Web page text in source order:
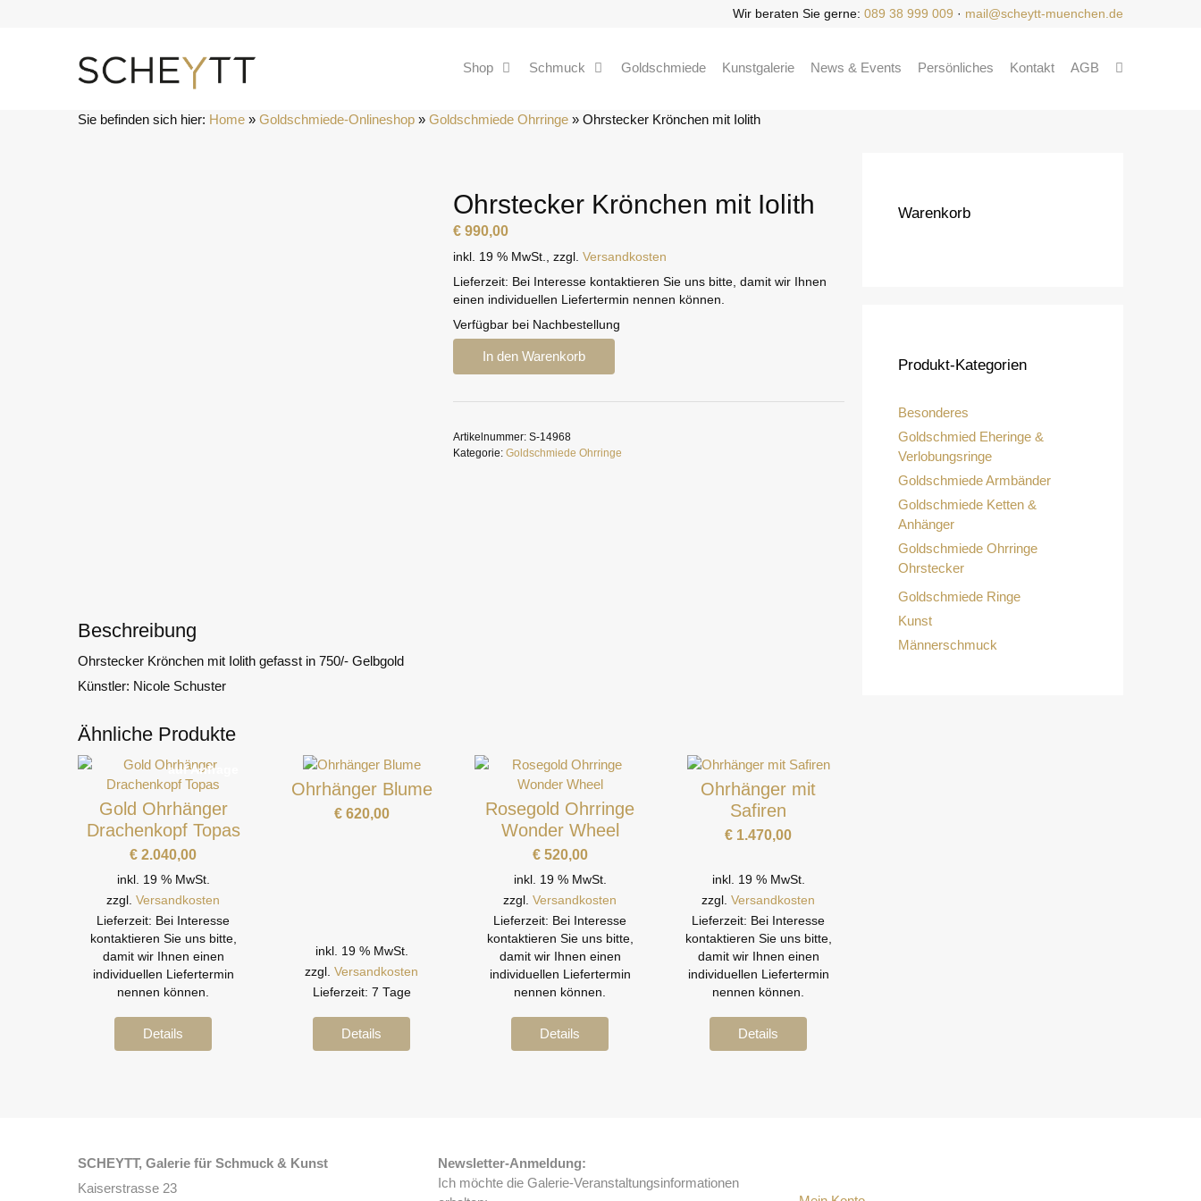
Wir beraten Sie gerne: 089 38 999 009 · mail@scheytt-muenchen.de
Shop Schmuck Goldschmiede Kunstgalerie News & Events Persönliches Kontakt AGB
Sie befinden sich hier: Home » Goldschmiede-Onlineshop » Goldschmiede Ohrringe » Ohrstecker Krönchen mit Iolith
Ohrstecker Krönchen mit Iolith
€ 990,00
inkl. 19 % MwSt. ,zzgl.Versandkosten
Lieferzeit: Bei Interesse kontaktieren Sie uns bitte, damit wir Ihnen
einen individuellen Liefertermin nennen können.
Verfügbar bei Nachbestellung
Iolith
In den Warenkorb
Artikelnummer:S-14968
Kategorie:Goldschmiede Ohrringe
Beschreibung
Ohrstecker Krönchen mit Iolith gefasst in 750/- Gelbgold
Künstler: Nicole Schuster
Ähnliche Produkte
auf Anfrage
Gold Ohrhänger
Drachenkopf Topas
€ 2.040,00
inkl. 19 % MwSt.
zzgl.Versandkosten
Lieferzeit: Bei Interesse
kontaktieren Sie uns bitte,
damit wir Ihnen einen
individuellen Liefertermin
nennen können.
Details
Ohrhänger Blume
€620,00
inkl. 19 % MwSt.
zzgl.Versandkosten
Lieferzeit: 7 Tage
Details
Rosegold Ohrringe
Wonder Wheel
€520,00
inkl. 19 % MwSt.
zzgl.Versandkosten
Lieferzeit: Bei Interesse
kontaktieren Sie uns bitte,
damit wir Ihnen einen
individuellen Liefertermin
nennen können.
Details
Ohrhänger mit
Safiren
€ 1.470,00
inkl. 19 % MwSt.
zzgl.Versandkosten
Lieferzeit: Bei Interesse
kontaktieren Sie uns bitte,
damit wir Ihnen einen
individuellen Liefertermin
nennen können.
Details
Warenkorb
Produkt-Kategorien
Besonderes
Goldschmied Eheringe &
Verlobungsringe
Goldschmiede Armbänder
Goldschmiede Ketten &
Anhänger
Goldschmiede Ohrringe
Ohrstecker
Goldschmiede Ringe
Kunst
Männerschmuck
SCHEYTT, Galerie für Schmuck & Kunst
Kaiserstrasse 23
Newsletter-Anmeldung:
Ich möchte die Galerie-Veranstaltungsinformationen